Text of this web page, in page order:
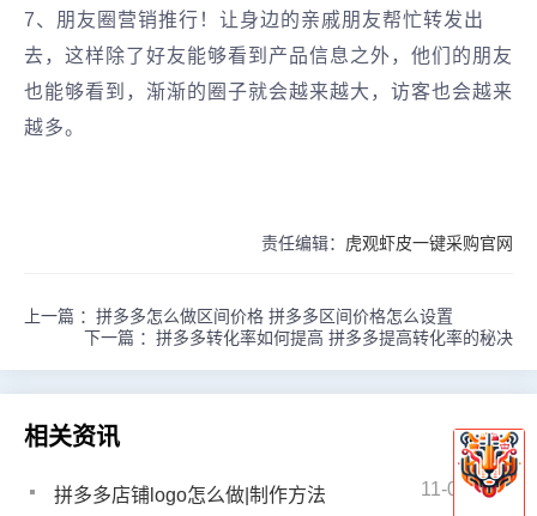
7、朋友圈营销推行！让身边的亲戚朋友帮忙转发出
去，这样除了好友能够看到产品信息之外，他们的朋友
也能够看到，渐渐的圈子就会越来越大，访客也会越来
越多。
责任编辑： 虎观虾皮一键采购官网
上一篇 ： 拼多多怎么做区间价格 拼多多区间价格怎么设置
下一篇 ： 拼多多转化率如何提高 拼多多提高转化率的秘决
相关资讯
拼多多店铺logo怎么做|制作方法 11-09